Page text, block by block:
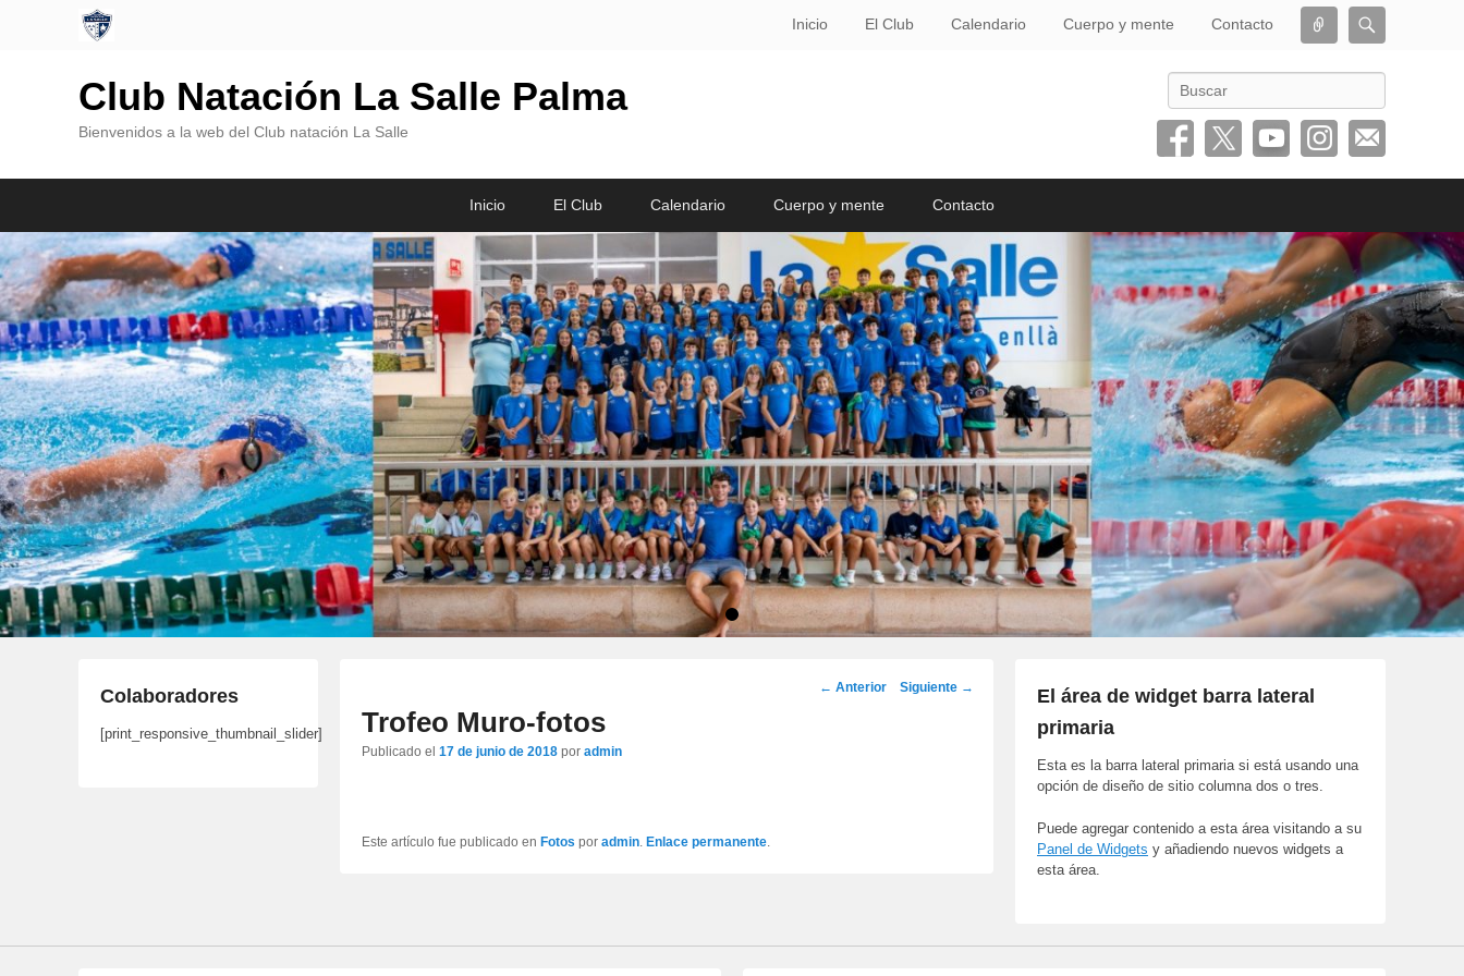
Conectar
Inicio El Club Calendario Cuerpo y mente Contacto
Club Natación La Salle Palma
Bienvenidos a la web del Club natación La Salle
Buscar
contenido
principal
contenido
secundario
Inicio El Club Calendario Cuerpo y mente Contacto
•
Navegación
← Anterior Siguiente →
Trofeo Muro-fotos
Publicado el 17 de junio de 2018 por admin
Este artículo fue publicado en Fotos por admin Enlace permanente
El área de widget barra lateral
primaria
Esta es la barra lateral primaria si está usando una
opción de diseño de sitio columna dos o tres.
Puede agregar contenido a esta área visitando a su
Panel de Widgets y añadiendo nuevos widgets a
esta área.
Colaboradores
[print_responsive_thumbnail_slider]